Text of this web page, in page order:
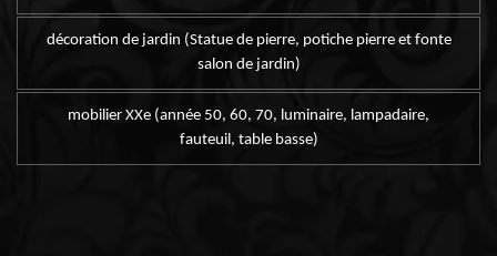
décoration de jardin (Statue de pierre, potiche pierre et fonte
salon de jardin)
mobilier XXe (année 50, 60, 70, luminaire, lampadaire,
fauteuil, table basse)